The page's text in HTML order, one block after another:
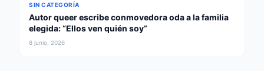
SIN CATEGORÍA
Autor queer escribe conmovedora oda a la familia
elegida: “Ellos ven quién soy”
8 junio, 2026